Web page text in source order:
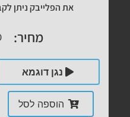
את הפלייבק ניתן
מחיר:
נגן דוגמא
הוספה לסל